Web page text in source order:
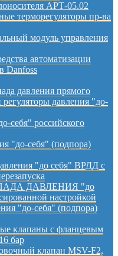
АРТ-05.02
терморегуляторы пр-ва
модуль управления
автоматизации
Danfoss
давления прямого
давления "до-
себя" российского
"до-себя" (подпора)
"до себя" ВРДД с
ДАВЛЕНИЯ "до
настройкой
"до-себя" (подпора)
клапаны с фланцевым
бар
клапан MSV-F2,